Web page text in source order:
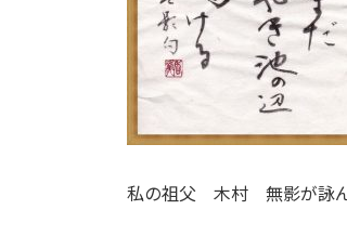
私の祖父 木村 無影が詠ん